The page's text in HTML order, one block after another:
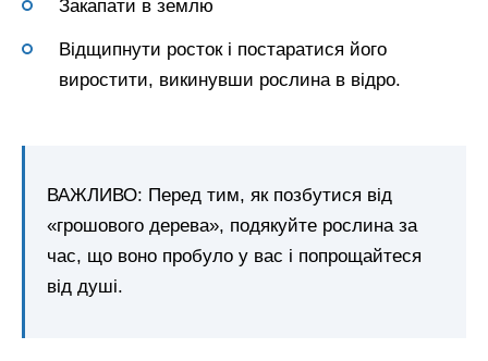
Закапати в землю
Відщипнути росток і постаратися його
виростити, викинувши рослина в відро.
ВАЖЛИВО: Перед тим, як позбутися від
«грошового дерева», подякуйте рослина за
час, що воно пробуло у вас і попрощайтеся
від душі.